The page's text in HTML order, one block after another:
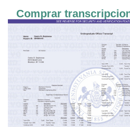
Comprar